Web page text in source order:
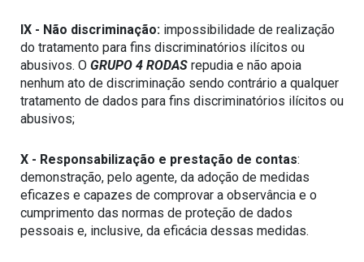
IX - Não discriminação: impossibilidade de realização
do tratamento para fins discriminatórios ilícitos ou
abusivos. O GRUPO 4 RODAS repudia e não apoia
nenhum ato de discriminação sendo contrário a qualquer
tratamento de dados para fins discriminatórios ilícitos ou
abusivos;
X - Responsabilização e prestação de contas:
demonstração, pelo agente, da adoção de medidas
eficazes e capazes de comprovar a observância e o
cumprimento das normas de proteção de dados
pessoais e, inclusive, da eficácia dessas medidas.